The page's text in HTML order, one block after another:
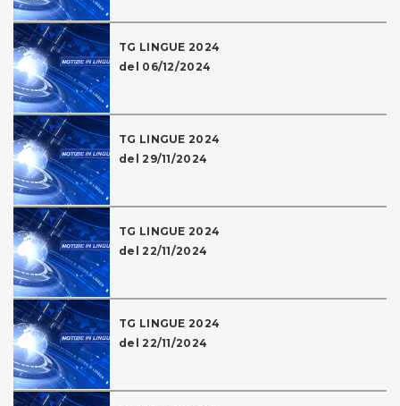
TG LINGUE 2024
del 06/12/2024
TG LINGUE 2024
del 29/11/2024
TG LINGUE 2024
del 22/11/2024
TG LINGUE 2024
del 22/11/2024